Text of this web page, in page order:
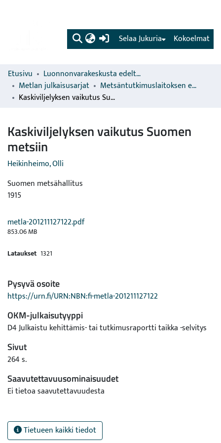
(current) Kokoelmat
Selaa Jukuria
Etusivu
Luonnonvarakeskusta edeltävien organisaatioiden sarjat
Metlan julkaisusarjat
Metsäntutkimuslaitoksen erillisjulkaisut
Kaskiviljelyksen vaikutus Suomen metsiin
Kaskiviljelyksen vaikutus Suomen
metsiin
Heikinheimo, Olli
Suomen metsähallitus
1915
metla-201211127122.pdf
853.06 MB
Lataukset 1321
Pysyvä osoite
https://urn.fi/URN:NBN:fi-metla-201211127122
OKM-julkaisutyyppi
D4 Julkaistu kehittämis- tai tutkimusraportti taikka -selvitys
Sivut
264 s.
Saavutettavuusominaisuudet
Ei tietoa saavutettavuudesta
Tietueen kaikki tiedot